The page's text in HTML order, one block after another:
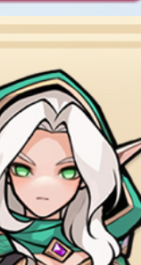
공지
공지
공지